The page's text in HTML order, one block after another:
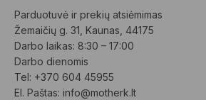
Parduotuvė ir prekių atsiėmimas
Žemaičių g. 31, Kaunas, 44175
Darbo laikas: 8:30 – 17:00
Darbo dienomis
Tel: +370 604 45955
El. Paštas: info@motherk.lt